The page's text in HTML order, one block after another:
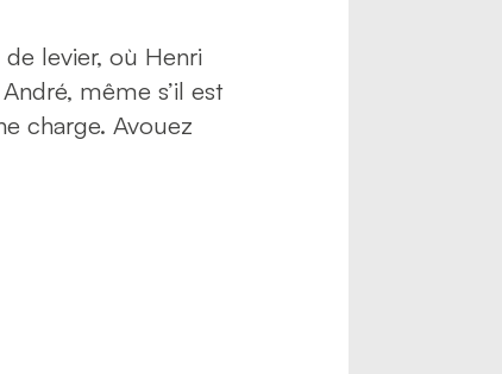
levier, où Henri
même s’il est
charge. Avouez